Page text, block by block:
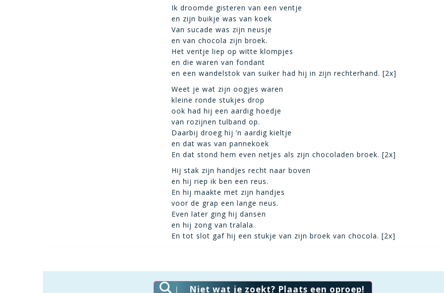
Ik droomde gisteren van een ventje
en zijn buikje was van koek
Van sucade was zijn neusje
en van chocola zijn broek.
Het ventje liep op witte klompjes
en die waren van fondant
en een wandelstok van suiker had hij in zijn rechterhand. [2x]
Weet je wat zijn oogjes waren
kleine ronde stukjes drop
ook had hij een aardig hoedje
van rozijnen tulband op.
Daarbij droeg hij ’n aardig kieltje
en dat was van pannekoek
En dat stond hem even netjes als zijn chocoladen broek. [2x]
Hij stak zijn handjes recht naar boven
en hij riep ik ben een reus.
En hij maakte met zijn handjes
voor de grap een lange neus.
Even later ging hij dansen
en hij zong van tralala.
En tot slot gaf hij een stukje van zijn broek van chocola. [2x]
Niet wat je zoekt? Plaats een oproep!